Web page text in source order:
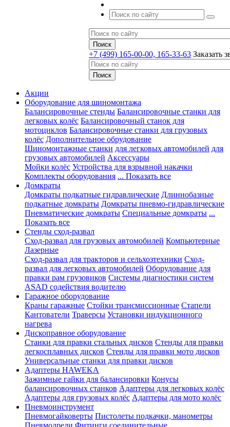
+7 (499) 165-00-00, 165-33-63 Заказать
Акции
Оборудование для шиномонтажа
Балансировочные стенды Балансировочные станки для
легковых колёс Балансировочный станок для
мотоциклов Балансировочные станки для грузовых
колёс Дополнительное обрудование
Шиномонтажные станки для легковых автомобилей для
грузовых автомобилей Аксессуары
Мойки колёс Устройства для взрывной накачки
Комплекты оборудования ... Показать все
Домкраты
Домкраты подкатные гидравлические Длиннобазные
подкатные домкраты Домкраты пневмо-гидравлические
Пневматические домкраты Специальные домкраты ...
Показать все
Стенды сход-развал
Сход-развал для грузовых автомобилей Компьютерные
Лазерные
Сход-развал для тракторов и сельхозтехники Сход-
развал для легковых автомобилей Оборудование для
правки рам грузовиков Системы диагностики систем
ASAD содействия водителю
Гаражное оборудование
Краны гаражные Стойки трансмиссионные Стапели
Кантователи Траверсы Установки индукционного
нагрева
Дископравное оборудование
Станки для правки стальных дисков Стенды для правки
легкосплавных дисков Стенды для правки мото дисков
Универсальные станки для правки дисков
Адаптеры HAWEKA
Зажимные гайки для балансировки Конусы
балансировочных станков Адаптеры для легковых колёс
Адаптеры для грузовых колёс Адаптеры для мото колёс
Пневмоинструмент
Пневмогайковерты Пистолеты подкачки, манометры
Пневмодрели Фитинги соединительные